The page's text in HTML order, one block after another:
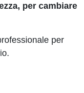
per cambiare
per